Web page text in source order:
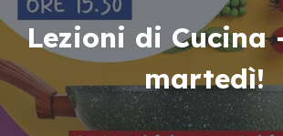
t
n
t
Lezioni di
martedì!